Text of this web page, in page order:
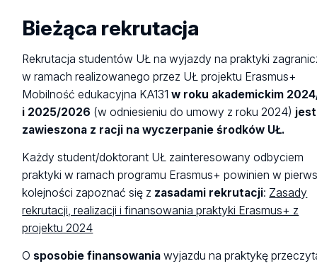
Bieżąca rekrutacja
Rekrutacja studentów UŁ na wyjazdy na praktyki
w ramach realizowanego przez UŁ projektu Erasmus+
Mobilność edukacyjna KA131w roku akademickim
i 2025/2026 (w odniesieniu do umowy z roku 2024) jest
zawieszona z racji na wyczerpanie środków UŁ.
Każdy student/doktorant UŁ zainteresowany odbyciem
praktyki w ramach programu Erasmus+ powinien w
kolejności zapoznać się z zasadami rekrutacji: Zasady
rekrutacji, realizacji i finansowania praktyki Erasmus+ z
projektu 2024
O sposobie finansowania wyjazdu na praktykę